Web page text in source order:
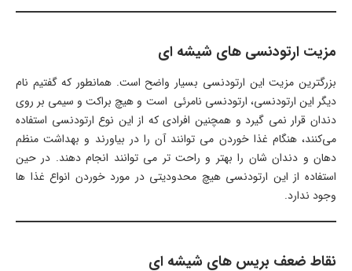
مزیت ارتودنسی های شیشه ای
بزرگترین مزیت این ارتودنسی بسیار واضح است. همانطور که گفتیم نام
دیگر این ارتودنسی، ارتودنسی نامرئی است و هیچ براکت و سیمی بر روی
دندان قرار نمی گیرد و همچنین افرادی که از این نوع ارتودنسی استفاده
می‌کنند، هنگام غذا خوردن می توانند آن را در بیاورند و بهداشت منظم
دهان و دندان شان را بهتر و راحت تر می توانند انجام دهند. در حین
استفاده از این ارتودنسی هیچ محدودیتی در مورد خوردن انواع غذا ها
وجود ندارد.
نقاط ضعف بریس های شیشه ای